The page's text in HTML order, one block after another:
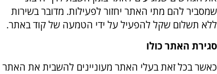
שמסביר להם מתי האתר יחזור לפעילות. מדובר בשירות
ללא תשלום שקל להפעיל על ידי הטמעה של קוד באתר.
סגירת האתר כולו
כאשר בכל זאת בעלי האתר מעוניינים להשבית את האתר